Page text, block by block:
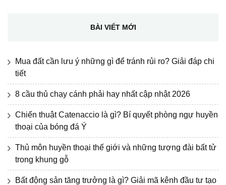
BÀI VIẾT MỚI
Mua đất cần lưu ý những gì để tránh rủi ro? Giải đáp chi
tiết
8 cầu thủ chạy cánh phải hay nhất cập nhật 2026
Chiến thuật Catenaccio là gì? Bí quyết phòng ngự huyền
thoại của bóng đá Ý
Thủ môn huyền thoại thế giới và những tượng đài bất tử
trong khung gỗ
Bất động sản tăng trưởng là gì? Giải mã kênh đầu tư tạo